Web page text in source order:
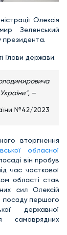
Олексія
Зеленський
президента.
Глави держави.
–
№42/2023
вторгнення
обласної
він пробув
час часткової
області став
сил Олексій
посаду першого
державної
самоврядних